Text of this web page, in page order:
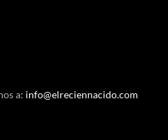
a: info@elreciennacido.com